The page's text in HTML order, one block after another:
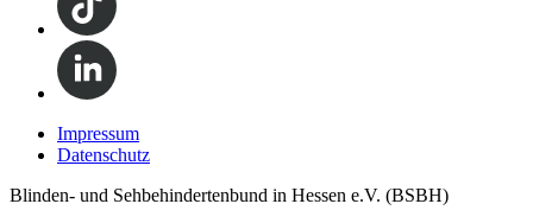
Impressum
Datenschutz
Blinden- und Sehbehindertenbund in Hessen e.V. (BSBH)